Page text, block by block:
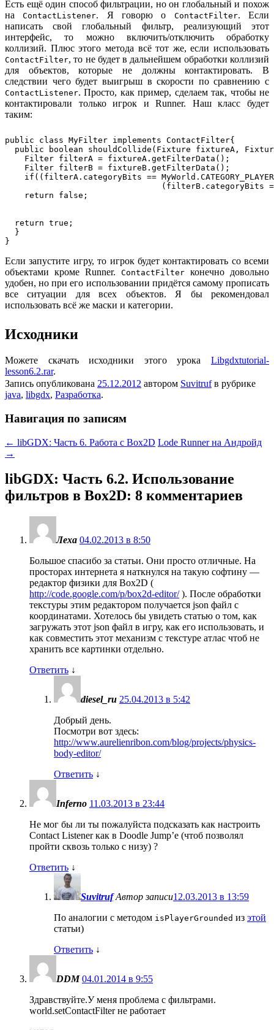
Есть ещё один способ фильтрации, но он глобальный и похож
наContactListener. Я говорю о ContactFilter. Если
написать свой глобальный фильтр, реализующий этот
интерфейс, то можно включить/отключить обработку
коллизий. Плюс этого метода всё тот же, если использовать
ContactFilter, то не будет в дальнейшем обработки коллизий
для объектов, которые не должны контактировать. В
следствии чего будет выигрыш в скорости по сравнению с
ContactListener. Просто, как пример, сделаем так, чтобы не
контактировали только игрок и Runner. Наш класс будет
таким:
public class MyFilter implements ContactFilter{
public boolean shouldCollide(Fixture fixtureA,
    Filter filterA = fixtureA.getFilterData();
    Filter filterB = fixtureB.getFilterData();
if((filterA.categoryBits ==
    return false;
  return true;
  }
Если запустите игру, то игрок будет контактировать со всеми
объектами кроме Runner. ContactFilter конечно довольно
удобен, но при его использовании придётся самому прописать
все ситуации для всех объектов. Я бы рекомендовал
использовать всё же маски и категории.
Исходники
Можете скачать исходники этого урока Libgdxtutorial-
lesson6.2.rar.
Запись опубликована 25.12.2012 автором Suvitrufв рубрике
java, libgdx, Разработка.
Навигация по записям
← libGDX: Часть 6. Работа с Box2D Lode Runner на Андройд
→
libGDX: Часть 6.2. Использование
фильтров в Box2D: 8 комментариев
Леха 04.02.2013 в 8:50
Большое спасибо за статьи. Они просто отличные. На
просторах интернета я наткнулся на такую софтину —
редактор физики для Box2D (
http://code.google.com/p/box2d-editor/). После обработки
текстуры этим редактором получается json файл с
координатами. Хотелось бы увидеть статью о том, как
загружать этот json файл в игру, как его использовать, и
как совместить этот механизм с текстуре атлас чтоб не
хранить все картинки отдельно.
Ответить ↓
diesel_ru 25.04.2013 в 5:42
Добрый день.
Посмотри вот здесь:
http://www.aurelienribon.com/blog/projects/physics-
body-editor/
Ответить ↓
Inferno 11.03.2013 в 23:44
Не мог бы ли ты пожалуйста подсказать как настроить
Contact Listener как в Doodle Jump’e (чтоб позволял
пройти сквозь только с низу) ?
Ответить ↓
Suvitruf Автор записи12.03.2013 в 13:59
По аналогии с методом isPlayerGrounded из этой
статьи)
Ответить ↓
DDM 04.01.2014 в 9:55
Здравствуйте.У меня проблема с фильтрами.
world.setContactFilter не работает